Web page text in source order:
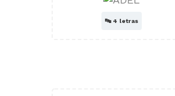
🔤 4 letras